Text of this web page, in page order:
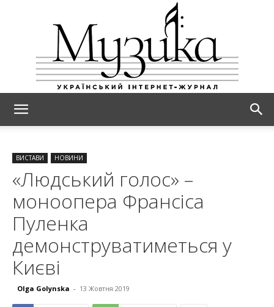
ВИСТАВИ НОВИНИ
«Людський голос» –
моноопера Франсіса
Пуленка
демонструватиметься у
Києві
Olga Golynska - 13 Жовтня 2019